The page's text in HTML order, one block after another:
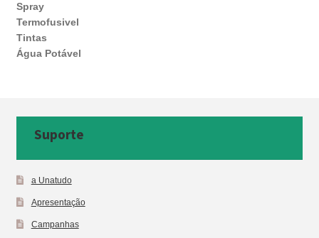
Spray
Termofusivel
Tintas
Água Potável
Suporte
a Unatudo
Apresentação
Campanhas